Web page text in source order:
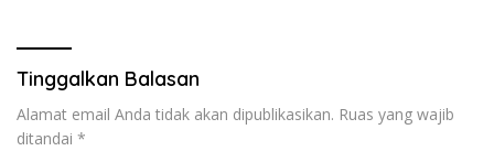
Tinggalkan Balasan
Alamat email Anda tidak akan dipublikasikan. Ruas yang wajib
ditandai *